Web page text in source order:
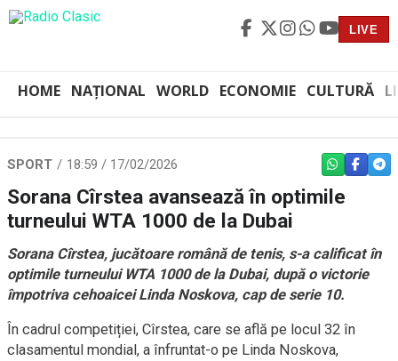
LIVE
HOME NAȚIONAL WORLD ECONOMIE CULTURĂ
SPORT 18:59 / 17/02/2026 WHATSAPP
Sorana Cîrstea avansează în optimile
turneului WTA 1000 de la Dubai
Sorana Cîrstea, jucătoare română de tenis, s-a calificat în
optimile turneului WTA 1000 de la Dubai, după o victorie
împotriva cehoaicei Linda Noskova, cap de serie 10.
În cadrul competiției, Cîrstea, care se află pe locul 32 în
clasamentul mondial, a înfruntat-o pe Linda Noskova,